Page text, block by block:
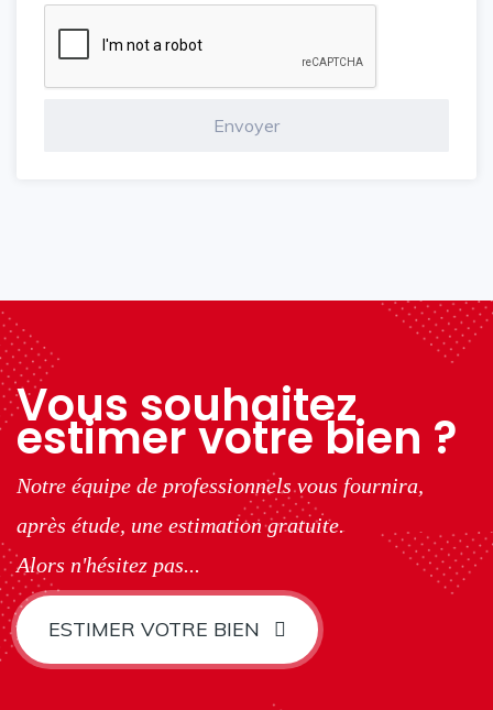
Vous souhaitez
estimer votre bien ?
Notre équipe de professionnels vous fournira,
après étude, une estimation gratuite.
Alors n'hésitez pas...
ESTIMER VOTRE BIEN